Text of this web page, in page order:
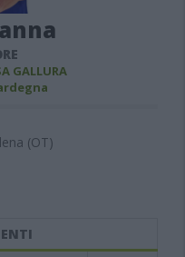
GALLURA
(OT)